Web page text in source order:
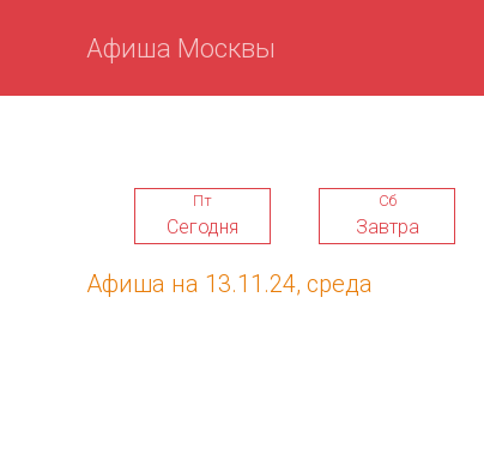
Афиша Москвы
Пт
Сегодня
Сб
Завтра
Афиша на 13.11.24, среда